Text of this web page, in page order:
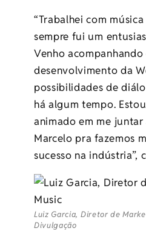
“Trabalhei com
sempre fui um
Venho acompanhando
desenvolvimento da
possibilidades de
há algum tempo.
animado em me juntar
Marcelo pra fazemos
sucesso na indústria”,
Luiz Garcia, Diretor de
Divulgação